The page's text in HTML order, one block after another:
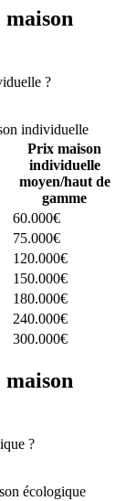
?
individuelle
Prix maison
individuelle
moyen/haut de
gamme
60.000€
75.000€
120.000€
150.000€
180.000€
240.000€
300.000€
?
écologique